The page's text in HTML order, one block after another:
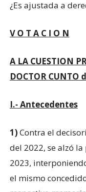
¿Es ajustada a
V O T A C I O N
A LA CUESTION
DOCTOR CUNTO
I.- Antecedentes
1)Contra el
del 2022, se alzó
2023,
el mismo